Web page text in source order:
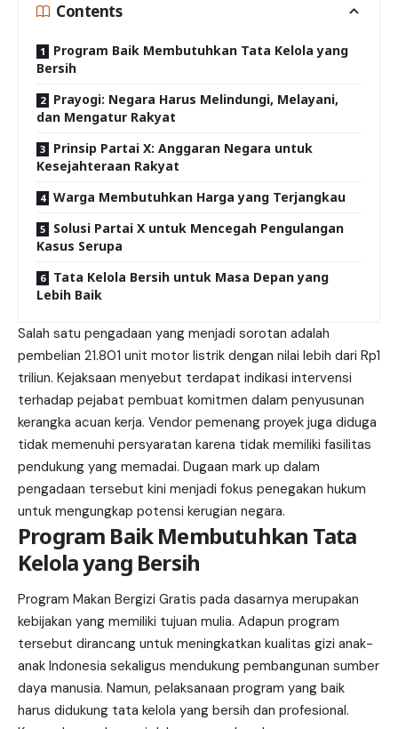
Contents
Program Baik Membutuhkan Tata Kelola yang
Bersih
Prayogi: Negara Harus Melindungi, Melayani,
dan Mengatur Rakyat
Prinsip Partai X: Anggaran Negara untuk
Kesejahteraan Rakyat
Warga Membutuhkan Harga yang Terjangkau
Solusi Partai X untuk Mencegah Pengulangan
Kasus Serupa
Tata Kelola Bersih untuk Masa Depan yang
Lebih Baik
Salah satu pengadaan yang menjadi sorotan adalah
pembelian 21.801 unit motor listrik dengan nilai lebih dari Rp1
triliun. Kejaksaan menyebut terdapat indikasi intervensi
terhadap pejabat pembuat komitmen dalam penyusunan
kerangka acuan kerja. Vendor pemenang proyek juga diduga
tidak memenuhi persyaratan karena tidak memiliki fasilitas
pendukung yang memadai. Dugaan mark up dalam
pengadaan tersebut kini menjadi fokus penegakan hukum
untuk mengungkap potensi kerugian negara.
Program Baik Membutuhkan Tata
Kelola yang Bersih
Program Makan Bergizi Gratis pada dasarnya merupakan
kebijakan yang memiliki tujuan mulia. Adapun program
tersebut dirancang untuk meningkatkan kualitas gizi anak-
anak Indonesia sekaligus mendukung pembangunan sumber
daya manusia. Namun, pelaksanaan program yang baik
harus didukung tata kelola yang bersih dan profesional.